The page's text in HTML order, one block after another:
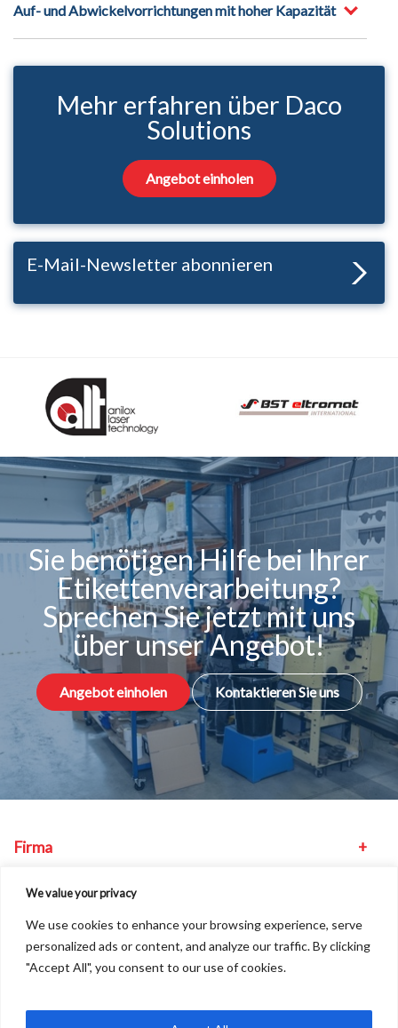
We value your privacy
We use cookies to enhance your browsing experience, serve
personalized ads or content, and analyze our traffic. By clicking
"Accept All", you consent to our use of cookies.
Auf- und Abwickelvorrichtungen mit hoher Kapazität
Mehr erfahren über Daco
Solutions
Angebot einholen
E-Mail-Newsletter abonnieren
Sie benötigen Hilfe bei Ihrer
Etikettenverarbeitung?
Sprechen Sie jetzt mit uns
über unser Angebot!
Angebot einholen Kontaktieren Sie uns
Firma
Maschinen
Sonstiges
Unser Standort